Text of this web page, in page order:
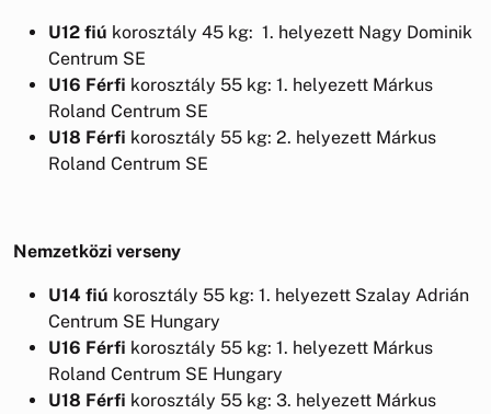
U12 fiú korosztály 45 kg: 1. helyezett Nagy Dominik
Centrum SE
U16 Férfi korosztály 55 kg: 1. helyezett Márkus
Roland Centrum SE
U18 Férfi korosztály 55 kg: 2. helyezett Márkus
Roland Centrum SE
Nemzetközi verseny
U14 fiú korosztály 55 kg: 1. helyezett Szalay Adrián
Centrum SE Hungary
U16 Férfi korosztály 55 kg: 1. helyezett Márkus
Roland Centrum SE Hungary
U18 Férfi korosztály 55 kg: 3. helyezett Márkus